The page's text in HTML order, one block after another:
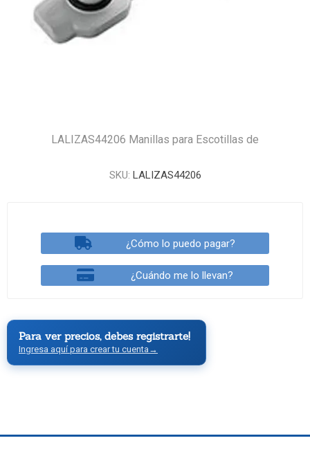
LALIZAS44206 Manillas para Escotillas de
SKU: LALIZAS44206
¿Cómo lo puedo pagar?
¿Cuándo me lo llevan?
Para ver precios, debes registrarte!
Ingresa aquí para crear tu cuenta →